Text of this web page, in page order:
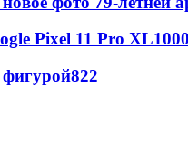
Pixel 11 Pro XL1000
фигурой822